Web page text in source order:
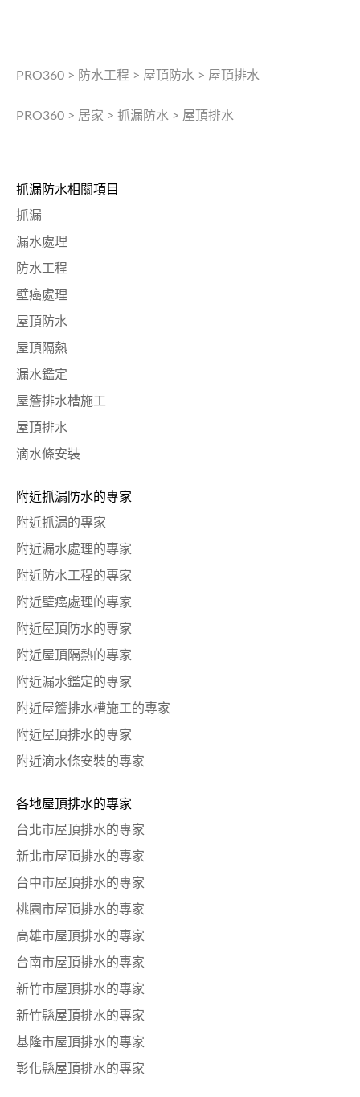
PRO360 > 防水工程 > 屋頂防水 > 屋頂排水
PRO360 > 居家 > 抓漏防水 > 屋頂排水
抓漏防水相關項目
抓漏
漏水處理
防水工程
壁癌處理
屋頂防水
屋頂隔熱
漏水鑑定
屋簷排水槽施工
屋頂排水
滴水條安裝
附近抓漏防水的專家
附近抓漏的專家
附近漏水處理的專家
附近防水工程的專家
附近壁癌處理的專家
附近屋頂防水的專家
附近屋頂隔熱的專家
附近漏水鑑定的專家
附近屋簷排水槽施工的專家
附近屋頂排水的專家
附近滴水條安裝的專家
各地屋頂排水的專家
台北市屋頂排水的專家
新北市屋頂排水的專家
台中市屋頂排水的專家
桃園市屋頂排水的專家
高雄市屋頂排水的專家
台南市屋頂排水的專家
新竹市屋頂排水的專家
新竹縣屋頂排水的專家
基隆市屋頂排水的專家
彰化縣屋頂排水的專家